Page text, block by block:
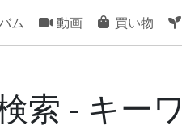
ム 動画 買い物
索 - キー